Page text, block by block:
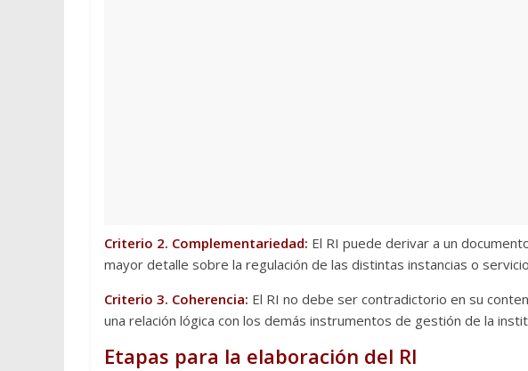
Criterio 2. Complementariedad: El RI puede derivar a un
mayor detalle sobre la regulación de las distintas instancias o
Criterio 3. Coherencia: El RI no debe ser contradictorio en su
una relación lógica con los demás instrumentos de gestión de la
Etapas para la elaboración del RI